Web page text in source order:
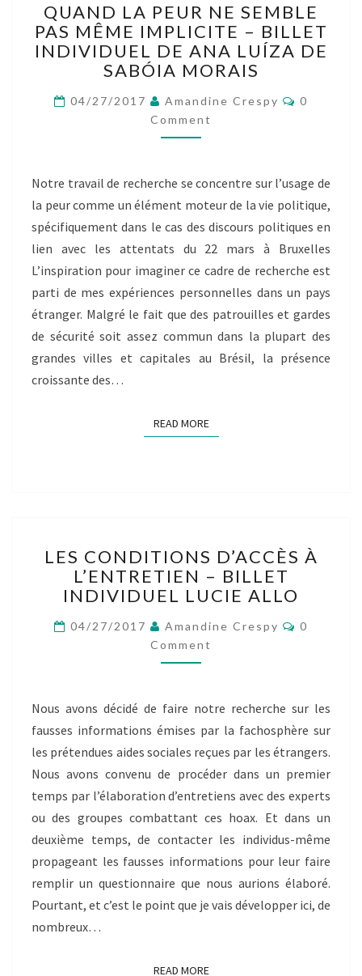
LA
PEUR
NE
SEMBLE
MÊME
IMPLICITE
–
DE
ANA
LUÍZA
DE
MORAIS
QUAND LA PEUR NE SEMBLE
PAS MÊME IMPLICITE – BILLET
INDIVIDUEL DE ANA LUÍZA DE
SABÓIA MORAIS
04/27/2017 Amandine Crespy
0
Comment
Notre travail de recherche se concentre sur l’usage de
la peur comme un élément moteur de la vie politique,
spécifiquement dans le cas des discours politiques en
lien avec les attentats du 22 mars à Bruxelles
L’inspiration pour imaginer ce cadre de recherche est
parti de mes expériences personnelles dans un pays
étranger. Malgré le fait que des patrouilles et gardes
de sécurité soit assez commun dans la plupart des
grandes villes et capitales au Brésil, la présence
croissante des…
READ MOREREAD MORE
CONDITIONS
D’ACCÈS
À
–
BILLET
INDIVIDUEL
LES CONDITIONS D’ACCÈS À
L’ENTRETIEN – BILLET
INDIVIDUEL LUCIE ALLO
04/27/2017 Amandine Crespy
0
Comment
Nous avons décidé de faire notre recherche sur les
fausses informations émises par la fachosphère sur
les prétendues aides sociales reçues par les étrangers.
Nous avons convenu de procéder dans un premier
temps par l’élaboration d’entretiens avec des experts
ou des groupes combattant ces hoax. Et dans un
deuxième temps, de contacter les individus-même
propageant les fausses informations pour leur faire
remplir un questionnaire que nous aurions élaboré.
Pourtant, et c’est le point que je vais développer ici, de
nombreux…
READ MOREREAD MORE